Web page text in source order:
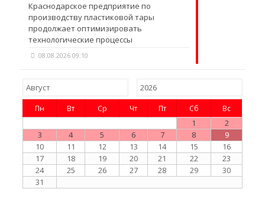
Краснодарское предприятие по
производству пластиковой тары
продолжает оптимизировать
технологические процессы
08.08.2026 09:10
Пн Вт Ср Чт Пт Сб Вс
1
2
3
4 5 6 7 8
9
10
11 12 13 14 15
16
17
18 19 20 21 22
23
24
25 26 27 28 29
30
31